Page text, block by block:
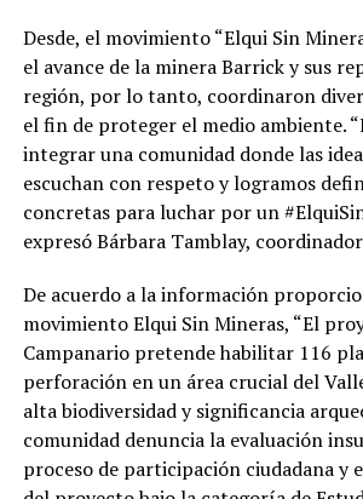
Desde, el movimiento “Elqui Sin
el avance de la minera Barrick y sus
región, por lo tanto, coordinaron
el fin de proteger el medio ambiente.
integrar una comunidad donde las
escuchan con respeto y logramos
concretas para luchar por un
expresó Bárbara Tamblay,
De acuerdo a la información
movimiento Elqui Sin Mineras, “El
Campanario pretende habilitar 116
perforación en un área crucial del
alta biodiversidad y significancia
comunidad denuncia la evaluación
proceso de participación ciudadana y